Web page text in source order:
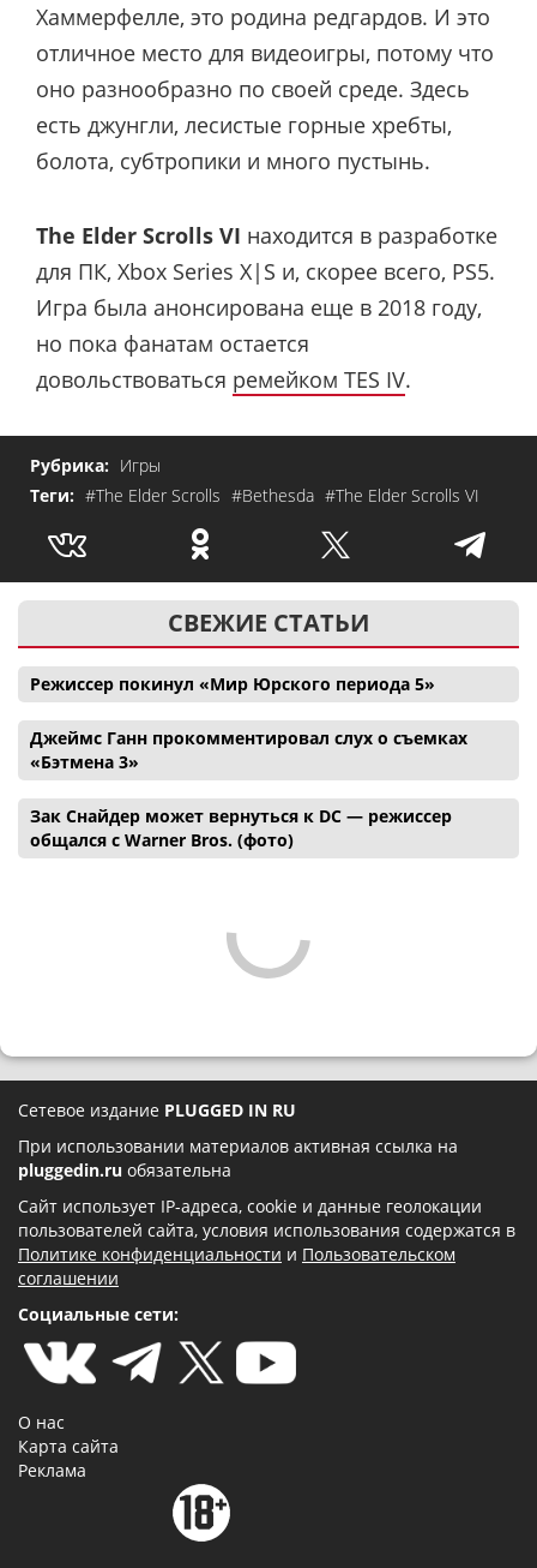
Хаммерфелле, это родина редгардов. И это
отличное место для видеоигры, потому что
оно разнообразно по своей среде. Здесь
есть джунгли, лесистые горные хребты,
болота, субтропики и много пустынь.
The Elder Scrolls VI находится в разработке
для ПК, Xbox Series X|S и, скорее всего, PS5.
Игра была анонсирована еще в 2018 году,
но пока фанатам остается
довольствоваться ремейком TES IV.
Рубрика: Игры
Теги: #The Elder Scrolls #Bethesda #The Elder Scrolls VI
СВЕЖИЕ СТАТЬИ
Режиссер покинул «Мир Юрского периода 5»
Джеймс Ганн прокомментировал слух о съемках
«Бэтмена 3»
Зак Снайдер может вернуться к DC — режиссер
общался с Warner Bros. (фото)
Сетевое издание PLUGGED IN RU
При использовании материалов активная ссылка на
pluggedin.ru обязательна
Сайт использует IP-адреса, cookie и данные геолокации
пользователей сайта, условия использования содержатся в
Политике конфиденциальности и Пользовательском
соглашении
Социальные сети:
О нас
Карта сайта
Реклама